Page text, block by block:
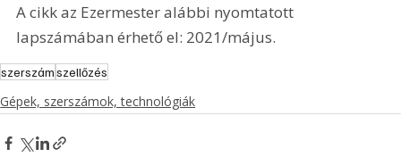
A cikk az Ezermester alábbi nyomtatott
lapszámában érhető el: 2021/május.
szerszámszellőzés
Gépek, szerszámok, technológiák